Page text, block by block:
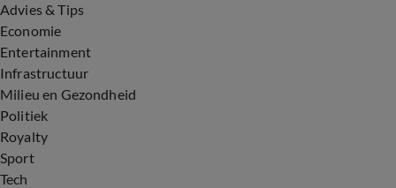
Advies & Tips
Economie
Entertainment
Infrastructuur
Milieu en Gezondheid
Politiek
Royalty
Sport
Tech